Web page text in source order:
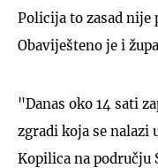
Policija to zasad nije
Obaviješteno je i
"Danas oko 14 sati
zgradi koja se nalazi
Kopilica na području